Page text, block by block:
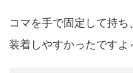
コマを手で固定して持
装着しやすかったですよ